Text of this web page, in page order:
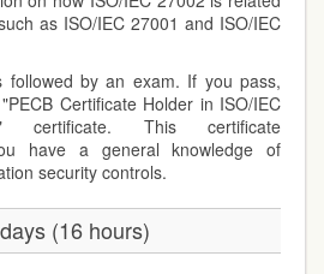
as ISO/IEC 27001 and ISO/IEC
followed by an exam. If you pass,
Certificate Holder in ISO/IEC
certificate. This certificate
have a general knowledge of
security controls.
(16 hours)